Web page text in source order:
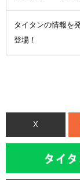
タイタンの情報を
登場！
X